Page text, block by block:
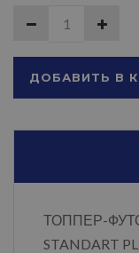
ДОБАВИТЬ В
ТОППЕР-ФУТОН
STANDART